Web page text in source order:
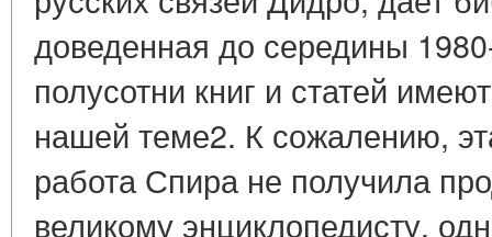
доведенная до середины
полусотни книг и статей
нашей теме2. К сожалению,
работа Спира не получила
великому энциклопедисту,